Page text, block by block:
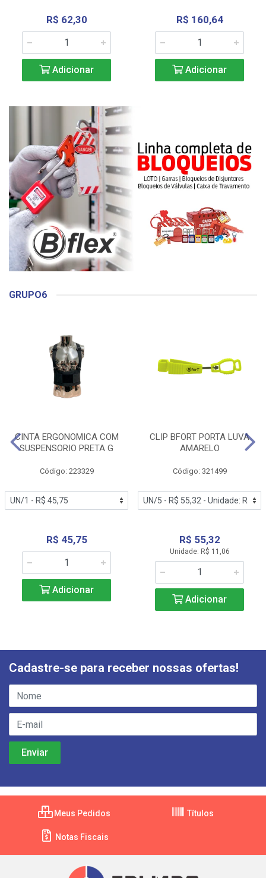
R$ 62,30
Adicionar
R$ 160,64
Adicionar
GRUPO6
CINTA ERGONOMICA COM
SUSPENSORIO PRETA G
Código: 223329
R$ 45,75
Adicionar
CLIP BFORT PORTA LUVA
AMARELO
Código: 321499
R$ 55,32
Unidade: R$ 11,06
Adicionar
Cadastre-se para receber nossas ofertas!
Meus Pedidos Títulos
Notas Fiscais